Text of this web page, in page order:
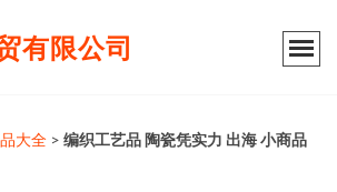
有限公司
大全 > 编织工艺品 陶瓷凭实力 出海 小商品